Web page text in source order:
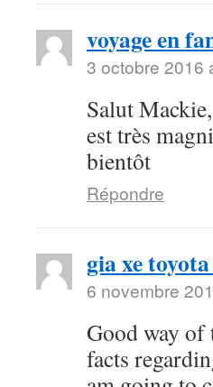
voyage en
3 octobre 2016
Salut
est très
bientôt
Répondre
gia xe
6 novembre
Good way
facts